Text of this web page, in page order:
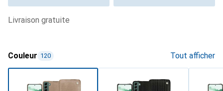
livraison gratuite
Couleur 120 Tout afficher